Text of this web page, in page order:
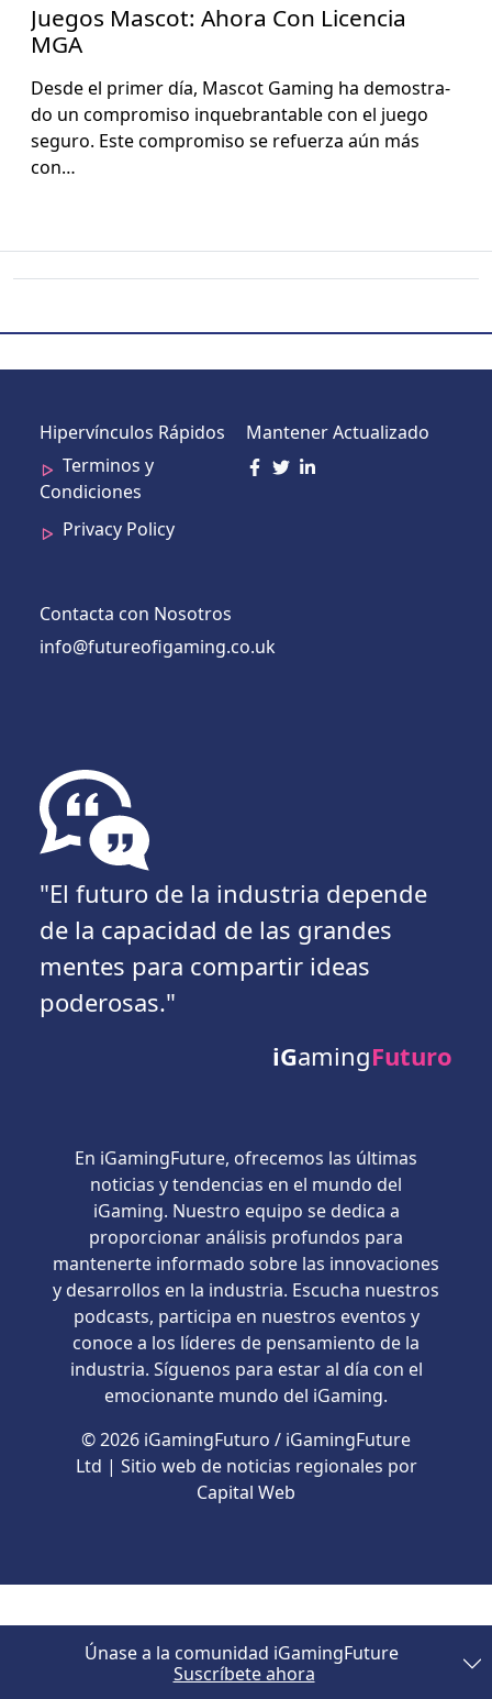
Juegos Mascot: Ahora Con Licencia
MGA
Des­de el primer día, Mas­cot Gam­ing ha demostra­
do un com­pro­miso inque­brantable con el juego
seguro. Este com­pro­miso se refuerza aún más
con…
Hipervínculos Rápidos
Terminos y
Condiciones
Privacy Policy
Mantener Actualizado
Contacta con Nosotros
info@futureofigaming.co.uk
"El futuro de la industria depende
de la capacidad de las grandes
mentes para compartir ideas
poderosas."
iGamingFuturo
En iGamingFuture, ofrecemos las últimas
noticias y tendencias en el mundo del
iGaming. Nuestro equipo se dedica a
proporcionar análisis profundos para
mantenerte informado sobre las innovaciones
y desarrollos en la industria. Escucha nuestros
podcasts, participa en nuestros eventos y
conoce a los líderes de pensamiento de la
industria. Síguenos para estar al día con el
emocionante mundo del iGaming.
© 2026 iGamingFuturo / iGamingFuture
Ltd | Sitio web de noticias regionales por
Capital Web
Únase a la comunidad iGamingFuture
Suscríbete ahora